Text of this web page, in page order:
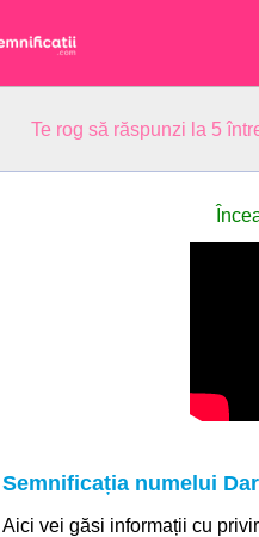
Te rog să răspunzi la 5
Semnificația numelui
Aici vei găsi informații cu